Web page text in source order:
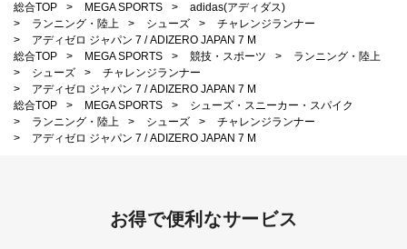
総合TOP > MEGA SPORTS >
adidas(アディダス)
>
ランニング・陸上 > シューズ >
チャレンジランナー
>
アディゼロ ジャパン 7 / ADIZERO JAPAN 7 M
総合TOP
> MEGA SPORTS > 競技・スポーツ >
ランニング・陸上
>
シューズ >
チャレンジランナー
>
アディゼロ ジャパン 7 / ADIZERO JAPAN 7 M
総合TOP
> MEGA SPORTS >
シューズ・スニーカー・スパイク
>
ランニング・陸上 > シューズ >
チャレンジランナー
>
アディゼロ ジャパン 7 / ADIZERO JAPAN 7 M
お得で便利なサービス